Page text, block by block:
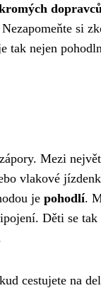
si
tak nejen
Mezi
vlakové
je pohodlí.
Děti se tak
cestujete na